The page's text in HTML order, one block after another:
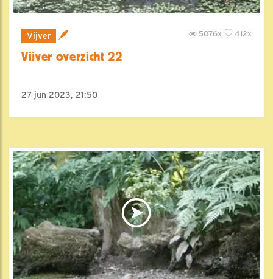
Vijver 412x
5076x
Vijver overzicht 22
27 jun 2023, 21:50